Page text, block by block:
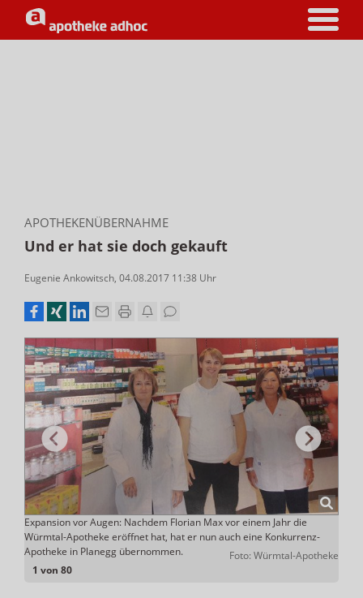
APOTHEKENÜBERNAHME
Und er hat sie doch gekauft
Eugenie Ankowitsch, 04.08.2017 11:38 Uhr
1 von 80
Expansion vor Augen: Nachdem Florian Max vor einem Jahr die
Würmtal-Apotheke eröffnet hat, hat er nun auch eine Konkurrenz-
Apotheke in Planegg übernommen.
Foto: Würmtal-Apotheke